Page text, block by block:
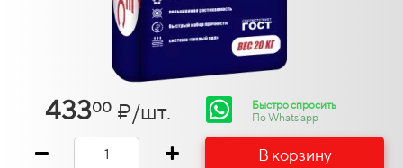
43300 ₽/шт.
Быстро спросить
По Whats'app
В корзину